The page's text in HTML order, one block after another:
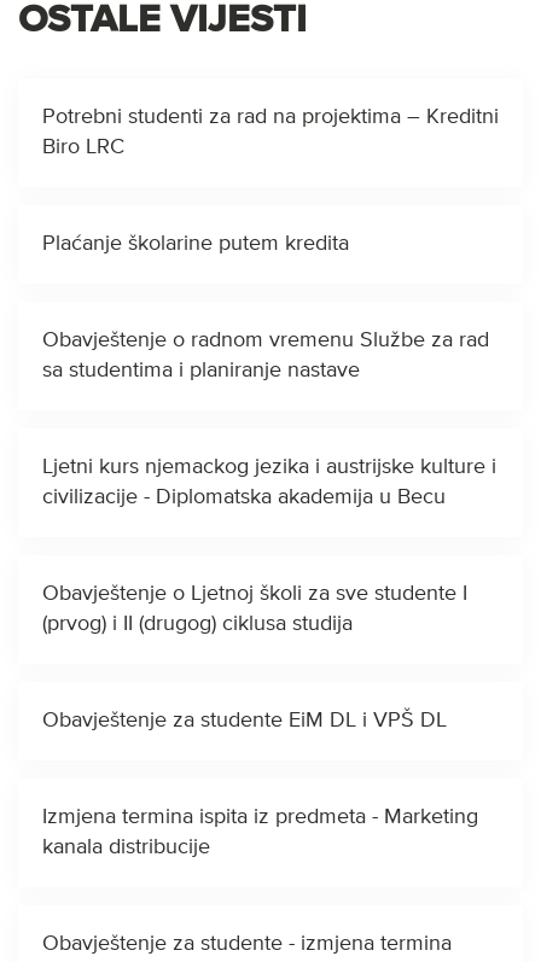
OSTALE VIJESTI
Potrebni studenti za rad na projektima – Kreditni
Biro LRC
Plaćanje školarine putem kredita
Obavještenje o radnom vremenu Službe za rad
sa studentima i planiranje nastave
Ljetni kurs njemackog jezika i austrijske kulture i
civilizacije - Diplomatska akademija u Becu
Obavještenje o Ljetnoj školi za sve studente I
(prvog) i II (drugog) ciklusa studija
Obavještenje za studente EiM DL i VPŠ DL
Izmjena termina ispita iz predmeta - Marketing
kanala distribucije
Obavještenje za studente - izmjena termina